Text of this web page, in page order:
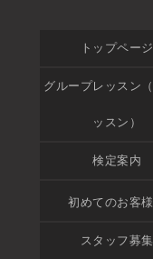
トップページ
グループレッスン
ッスン）
検定案内
アクセス
初めてのお客
スタッフ募集